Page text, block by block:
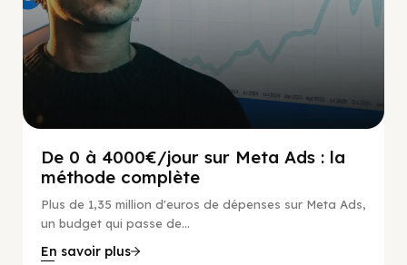
De 0 à 4000€/jour sur Meta Ads : la
méthode complète
Plus de 1,35 million d'euros de dépenses sur Meta Ads,
un budget qui passe de...
En savoir plus